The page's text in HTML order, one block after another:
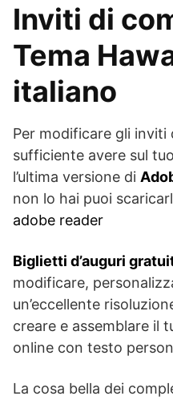
Inviti di
Tema
italiano
Per modificare gli inviti
sufficiente avere sul
l’ultima versione di
non lo hai puoi
adobe reader
Biglietti d’auguri
modificare,
un’eccellente
creare e assemblare il
online con testo
La cosa bella dei